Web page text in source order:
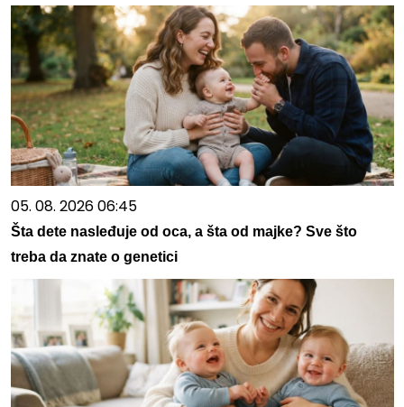
05. 08. 2026 06:45
Šta dete nasleđuje od oca, a šta od majke? Sve što
treba da znate o genetici